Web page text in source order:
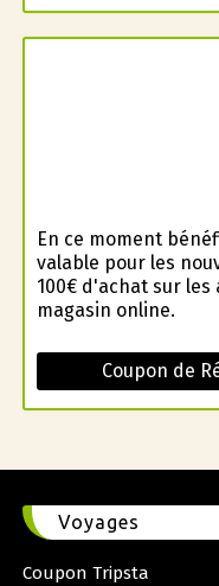
En ce moment
valable pour les
100€ d'achat sur
magasin online.
Coupon de
Voyages
Coupon Tripsta